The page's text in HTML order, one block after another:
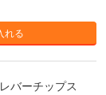
れる
バーチップス